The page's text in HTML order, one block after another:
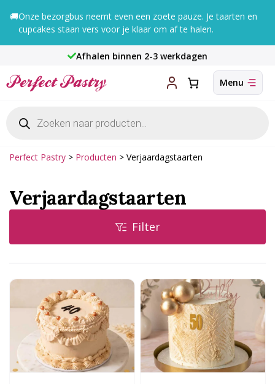
naar
🚚Onze bezorgbus neemt even een zoete pauze. Je taarten en
cupcakes staan vers voor je klaar om af te halen.
Afhalen binnen 2-3 werkdagen
zoeken
Perfect Pastry > Producten > Verjaardagstaarten
Verjaardagstaarten
Filter